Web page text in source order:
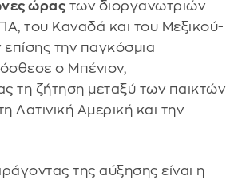
ώρας των διοργανωτριών
του Καναδά και του Μεξικού-
την παγκόσμια
ο Μπένιον,
τη ζήτηση μεταξύ των παικτών
Λατινική Αμερική και την
της αύξησης είναι η